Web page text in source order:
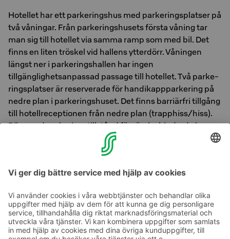
Hotellet har ett parkeringshus med parkeringsplatser på
två våningar. Från parkeringshusets första våning tar
man sig till hotellet via samma ramp som med bil. Det
finns en liten tröskel vid hallens ytterdörr. Våningen
längst ner i parkeringshallen har ingen
tillgänglighetsanpassad passage till hotellet. Två par­ke­
rings­plat­ser är re­ser­ve­ra­de för han­di­kapp­par­ke­ring på
nedre plan i par­ke­rings­hu­set. Det finns bar­riär­fri till­gång
till ho­tellre­cep­tio­nen från nedre plan (trapp­hiss/hiss).
Bilar med parkeringstillstånd för rörelsehindrade kan
parkeras kostnadsfritt i parkeringshuset (ordinarie pris
15 €). Dessutom finns Kotka stads allmänna